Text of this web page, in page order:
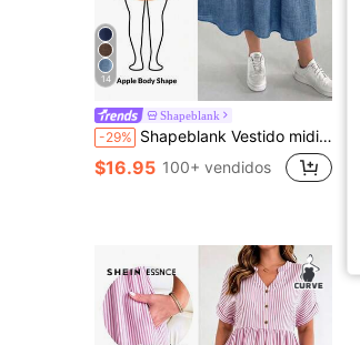
14
Shapeblank
-29% Shapeblank Vestido midi de manga corta de color caqui, de estilo básico, versátil, cómodo y suelto para uso diario, con bolsillos, para mujeres de talla grande, de estilo sencillo, para looks de verano
$16.95 100+ vendidos